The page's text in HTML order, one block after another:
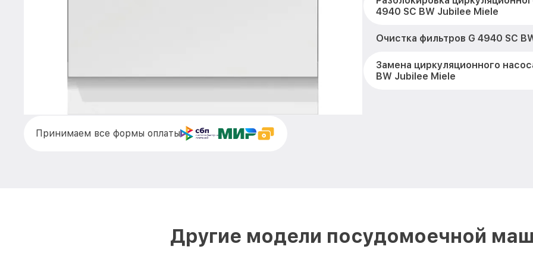
4940 SC BW Jubilee Miele
Очистка фильтров G 4940 SC
Замена циркуляционного
BW Jubilee Miele
Чистка заливного фильтра-
Принимаем все формы оплаты
Другие модели посудомоечной